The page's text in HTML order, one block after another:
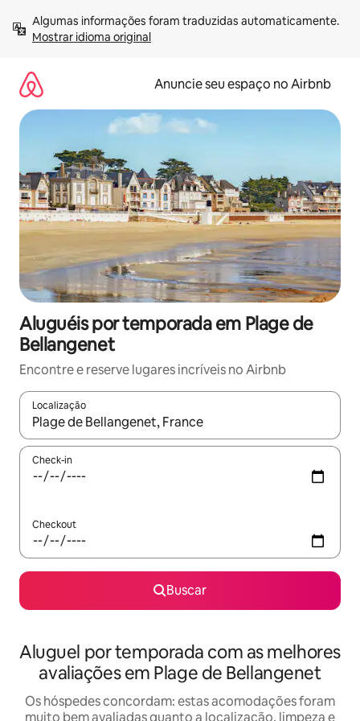
para
Mostrar idioma original
Anuncie seu espaço no Airbnb
Aluguéis por temporada em Plage de
Bellangenet
Encontre e reserve lugares incríveis no Airbnb
Localização
Quando os resultados estiverem disponíveis, explore-os
Check-in
Checkout
Buscar
Aluguel por temporada com as melhores
avaliações em Plage de Bellangenet
Os hóspedes concordam: estas acomodações foram
muito bem avaliadas quanto a localização, limpeza e